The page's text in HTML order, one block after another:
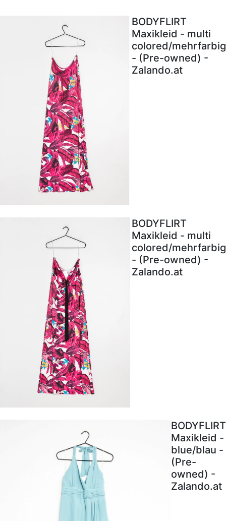
BODYFLIRT
Maxikleid - multi
colored/mehrfarbig
- (Pre-owned) -
Zalando.at
BODYFLIRT
Maxikleid - multi
colored/mehrfarbig
- (Pre-owned) -
Zalando.at
BODYFLIRT
Maxikleid -
blue/blau -
(Pre-
owned) -
Zalando.at